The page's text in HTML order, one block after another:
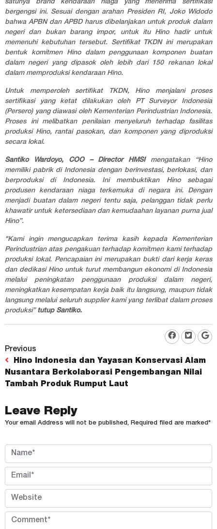
satunya brand kendaraan niaga yang menerima sertifikasi
bergengsi ini. Sesuai dengan arahan Presiden RI, Joko Widodo
bahwa APBN dan APBD harus dibelanjakan untuk produk dalam
negeri dan bukan barang impor, untuk itu Hino hadir untuk
memenuhi kebutuhan tersebut. Sertifikat TKDN ini merupakan
bentuk komitmen Hino dalam penggunaan komponen buatan
dalam negeri yang dipasok oleh lebih dari 150 rekanan lokal
dalam memproduksi kendaraan Hino.
Untuk memperoleh sertifikat TKDN, Hino menjalani proses
sertifikasi yang ketat dilakukan oleh PT Surveyor Indonesia
(Persero) yang diawasi oleh Kementerian Perindustrian Indonesia.
Proses ini melibatkan penilaian menyeluruh terhadap fasilitas
produksi Hino, rantai pasokan, dan komponen yang diproduksi
secara lokal.
Santiko Wardoyo, COO – Director HMSImengatakan
“Hino
memiliki pabrik di Indonesia dengan berinvestasi, berlokasi, dan
berproduksi di Indonesia. Ini membuktikan Hino sebagai
produsen kendaraan niaga terkemuka di negara ini. Dengan
menjadi buatan dalam negeri tentu saja, pelanggan tidak perlu
khawatir untuk ketersediaan dan kemudaahan layanan purna jual
Hino”.
"Kami ingin mengucapkan terima kasih kepada Kementerian
Perindustrian atas pengakuan terhadap komitmen kami terhadap
produksi lokal. Pencapaian ini merupakan bukti dari kerja keras
dan dedikasi Hino untuk turut membangun ekonomi di Indonesia
melalui peningkatan penggunaan produksi dalam negeri,
meningkatkan kesempatan kerja baik itu langsung, maupun tidak
langsung melalui seluruh supplier kami yang terlibat dalam proses
produksi” tutup Santiko.
Previous
Hino Indonesia dan Yayasan Konservasi Alam
Nusantara Berkolaborasi Pengembangan Nilai
Tambah Produk Rumput Laut
Leave Reply
Your email Address will not be published, Required filed are marked*